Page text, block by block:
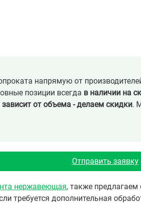
напрямую от
позиции всегда в наличии на
от объема - делаем скидки.
Отправить заявку
нержавеющая, также
требуется дополнительная